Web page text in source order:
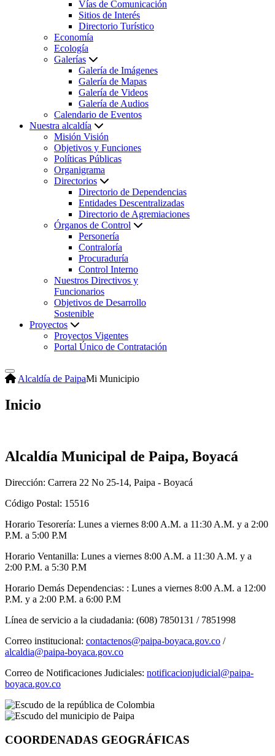
Vías de Comunicación
Sitios de Interés
Directorio Turístico
Economía
Ecología
Galerías
Galería de Imágenes
Galería de Mapas
Galería de Videos
Galería de Audios
Calendario de Eventos
Nuestra alcaldía
Misión Visión
Objetivos y Funciones
Políticas Públicas
Organigrama
Directorios
Directorio de Dependencias
Entidades Descentralizadas
Directorio de Agremiaciones
Órganos de Control
Personería
Contraloría
Procuraduría
Control Interno
Nuestros Directivos y
Funcionarios
Objetivos de Desarrollo
Sostenible
Proyectos
Proyectos Vigentes
Portal Único de Contratación
Alcaldía de PaipaMi Municipio
Inicio
Alcaldía Municipal de Paipa, Boyacá
Dirección: Carrera 22 No 25-14, Paipa - Boyacá
Código Postal: 15516
Horario Tesorería: Lunes a viernes 8:00 A.M. a 11:30 A.M. y a 2:00
P.M. a 5:00 P.M
Horario Ventanilla: Lunes a viernes 8:00 A.M. a 11:30 A.M. y a
2:00 P.M. a 5:30 P.M
Horario Demás Dependencias: : Lunes a viernes 8:00 A.M. a 12:00
P.M. y a 2:00 P.M. a 6:00 P.M
Línea de servicio a la ciudadania: (608) 7850131 / 7851998
Correo institucional: contactenos@paipa-boyaca.gov.co /
alcaldia@paipa-boyaca.gov.co
Correo de Notificaciones Judiciales: notificacionjudicial@paipa-
boyaca.gov.co
COORDENADAS GEOGRÁFICAS